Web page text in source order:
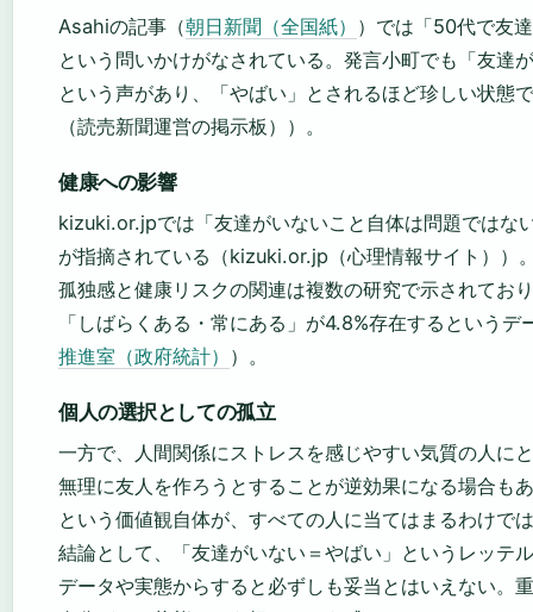
Asahiの記事（朝日新聞（全国紙） ）では「50代で友
という問いかけがなされている。発言小町でも「友達
という声があり、「やばい」とされるほど珍しい状態
（読売新聞運営の掲示板））。
健康への影響
kizuki.or.jpでは「友達がいないこと自体は問題ではな
が指摘されている（kizuki.or.jp（心理情報サイト））
孤独感と健康リスクの関連は複数の研究で示されてお
「しばらくある・常にある」が4.8%存在するというデ
推進室（政府統計） ）。
個人の選択としての孤立
一方で、人間関係にストレスを感じやすい気質の人に
無理に友人を作ろうとすることが逆効果になる場合も
という価値観自体が、すべての人に当てはまるわけで
結論として、「友達がいない＝やばい」というレッテ
データや実態からすると必ずしも妥当とはいえない。